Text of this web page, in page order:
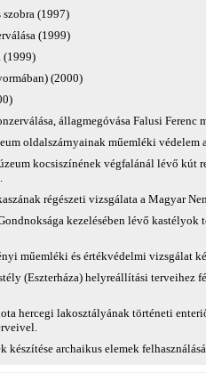
szobra (1997)
(1999)
(1999)
(2000)
állagmegóvása Falusi Ferenc
oldalszárnyainak műemléki védelem
kocsiszínének végfalánál lévő kút
régészeti vizsgálata a Magyar
kezelésében lévő
műemléki és értékvédelmi vizsgálat
(Eszterháza) helyreállítási terveihez
hercegi lakosztályának történeti
készítése archaikus elemek